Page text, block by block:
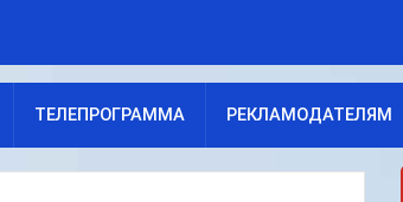
ТЕЛЕПРОГРАММА РЕКЛАМОДАТЕЛЯМ